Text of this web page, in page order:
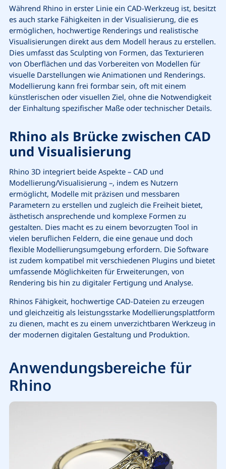
Während Rhino in erster Linie ein CAD-Werkzeug ist, besitzt
es auch starke Fähigkeiten in der Visualisierung, die es
ermöglichen, hochwertige Renderings und realistische
Visualisierungen direkt aus dem Modell heraus zu erstellen.
Dies umfasst das Sculpting von Formen, das Texturieren
von Oberflächen und das Vorbereiten von Modellen für
visuelle Darstellungen wie Animationen und Renderings.
Modellierung kann frei formbar sein, oft mit einem
künstlerischen oder visuellen Ziel, ohne die Notwendigkeit
der Einhaltung spezifischer Maße oder technischer Details.
Rhino als Brücke zwischen CAD
und Visualisierung
Rhino 3D integriert beide Aspekte – CAD und
Modellierung/Visualisierung –, indem es Nutzern
ermöglicht, Modelle mit präzisen und messbaren
Parametern zu erstellen und zugleich die Freiheit bietet,
ästhetisch ansprechende und komplexe Formen zu
gestalten. Dies macht es zu einem bevorzugten Tool in
vielen beruflichen Feldern, die eine genaue und doch
flexible Modellierungsumgebung erfordern. Die Software
ist zudem kompatibel mit verschiedenen Plugins und bietet
umfassende Möglichkeiten für Erweiterungen, von
Rendering bis hin zu digitaler Fertigung und Analyse.
Rhinos Fähigkeit, hochwertige CAD-Dateien zu erzeugen
und gleichzeitig als leistungsstarke Modellierungsplattform
zu dienen, macht es zu einem unverzichtbaren Werkzeug in
der modernen digitalen Gestaltung und Produktion.
Anwendungsbereiche für
Rhino